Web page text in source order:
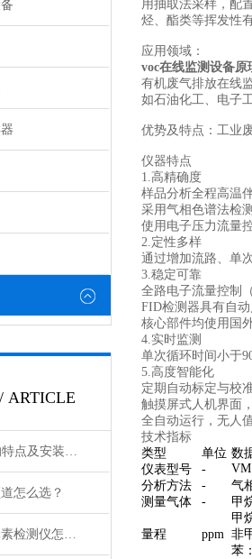
/ ARTICLE
VOC在线检测仪的特点及安装方案
怎么选？
科研级土壤肥料元素检测仪怎么选 肥料企业必看这份深度解析
用抽取法采样，配
烃、酯类等挥发性
应用领域：
voc在线监测设备原
有机废气排放在线
如石油化工、电子
优势及特点：工业
仪器特点
1.高精确度
样品分析全程高温
采用气相色谱法检
使用电子压力流量
2.定性多样
通过增加流路、单
3.稳定可靠
全路电子流量控制
FID检测器具有自
核心部件均使用国
4.实时监测
单次循环时间小于
5.高度智能化
定期自动标定与校
触摸屏式人机界面
全自动运行，无人
技术指标
类型
单位 数
仪表型号
-
分析方法
-
气
测量气体
- 甲
量程 ppm
甲
非
苯